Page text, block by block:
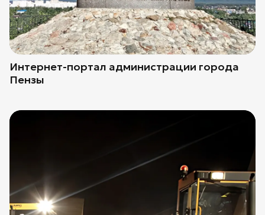
Интернет-портал администрации города
Пензы